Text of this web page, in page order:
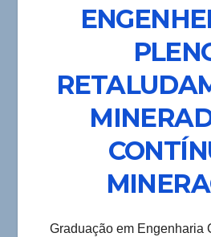
Graduação em Engenharia